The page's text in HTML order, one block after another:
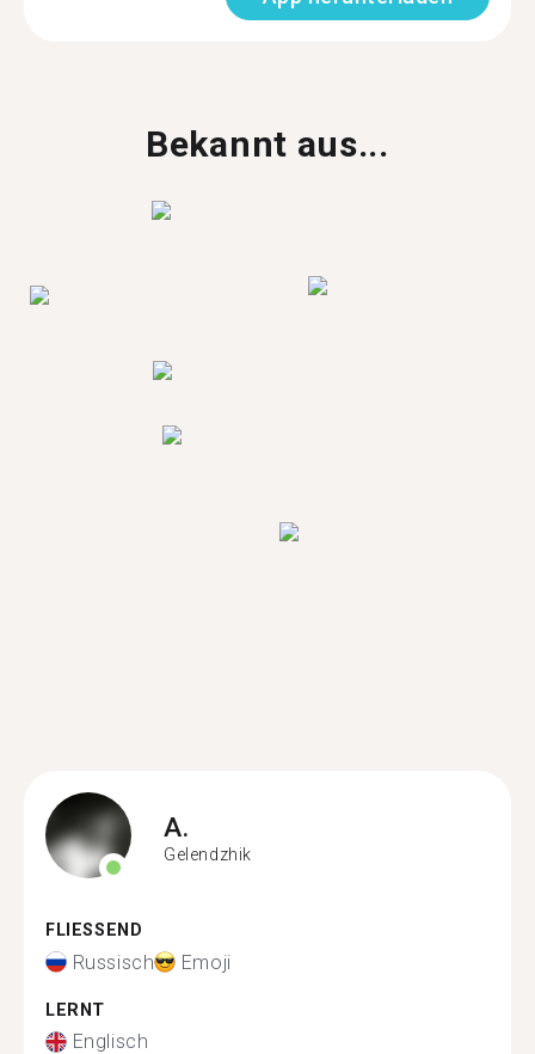
Bekannt aus...
A.
Gelendzhik
FLIESSEND
Russisch Emoji
LERNT
Englisch